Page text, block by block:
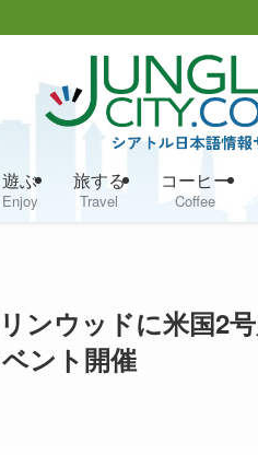
遊ぶ
Enjoy
旅する
Travel
コーヒー
Coffee
ンウッドに米国2
ント開催